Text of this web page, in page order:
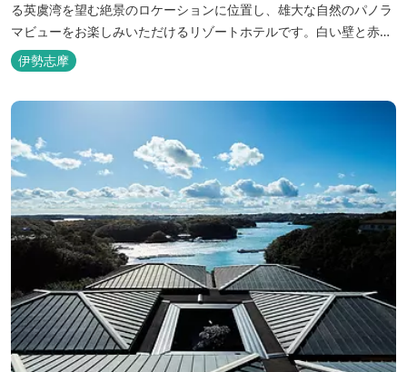
る英虞湾を望む絶景のロケーションに位置し、雄大な自然のパノラ
マビューをお楽しみいただけるリゾートホテルです。白い壁と赤瓦
の屋根が連なる外観が印象的で、開放的なスパニッシュスタイルを
取り入れた建築美は陽気で自由な寛ぎを感じさせ、まるで異国に足
を踏み入れたと錯覚するほど、どこを歩いても絵になるホテルで
伊勢志摩